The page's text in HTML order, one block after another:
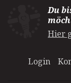
Du
Hier
Login